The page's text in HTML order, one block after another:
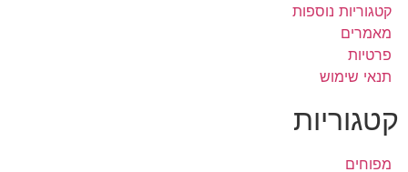
קטגוריות נוספות
מאמרים
פרטיות
תנאי שימוש
קטגוריות
מפוחים